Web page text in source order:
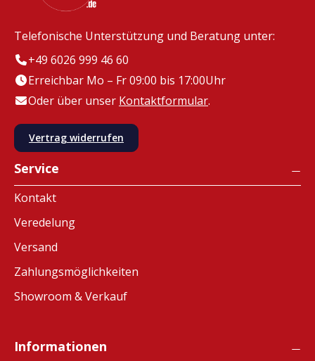
Telefonische Unterstützung und Beratung unter:
+49 6026 999 46 60
Erreichbar Mo – Fr 09:00 bis 17:00Uhr
Oder über unser Kontaktformular.
Vertrag widerrufen
Service
Kontakt
Veredelung
Versand
Zahlungsmöglichkeiten
Showroom & Verkauf
Informationen